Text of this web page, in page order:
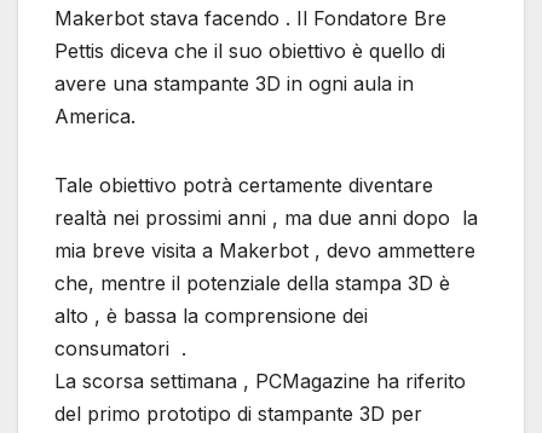
Makerbot stava facendo . Il Fondatore Bre
Pettis diceva che il suo obiettivo è quello di
avere una stampante 3D in ogni aula in
America.
Tale obiettivo potrà certamente diventare
realtà nei prossimi anni , ma due anni dopo la
mia breve visita a Makerbot , devo ammettere
che, mentre il potenziale della stampa 3D è
alto , è bassa la comprensione dei
consumatori .
La scorsa settimana , PCMagazine ha riferito
del primo prototipo di stampante 3D per